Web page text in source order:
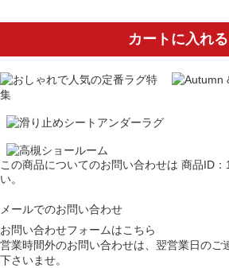
カートに入れる
この商品についてのお問い合わせは 商品ID
い。
メールでのお問い合わせ
お問い合わせフォームはこちら
営業時間外のお問い合わせは、翌営業日のご
下さいませ。